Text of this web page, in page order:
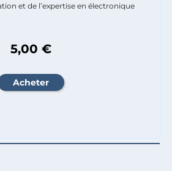
et de l’expertise en électronique
5,00 €